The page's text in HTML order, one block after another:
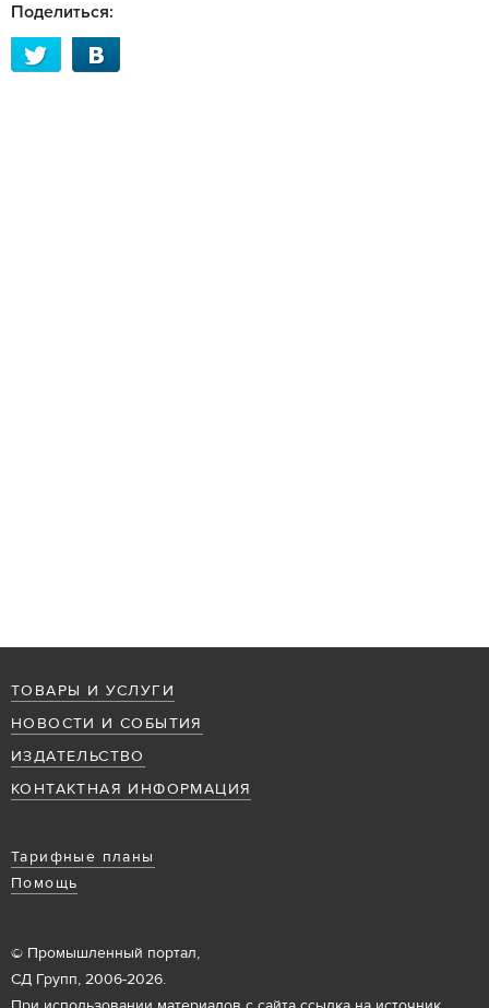
Поделиться:
ТОВАРЫ И УСЛУГИ
НОВОСТИ И СОБЫТИЯ
ИЗДАТЕЛЬСТВО
КОНТАКТНАЯ ИНФОРМАЦИЯ
Тарифные планы
Помощь
© Промышленный портал,
СД Групп, 2006-2026.